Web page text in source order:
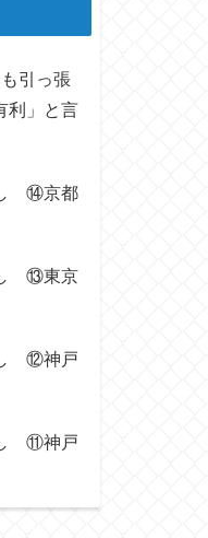
引っ張
利」と言
し ⑭京都
し ⑬東京
し ⑫神戸
し ⑪神戸